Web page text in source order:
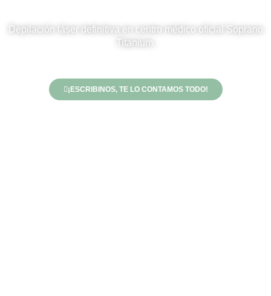
Depilación láser definitiva en centro médico oficial Soprano
Titanium.
¡ESCRIBINOS, TE LO CONTAMOS TODO!